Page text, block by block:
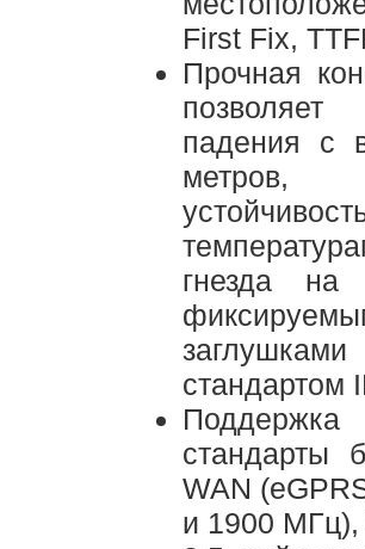
First Fix,
Прочная
падения с
метров,
гнезда на
стандартом
стандарты
WAN
и 1900 МГц),